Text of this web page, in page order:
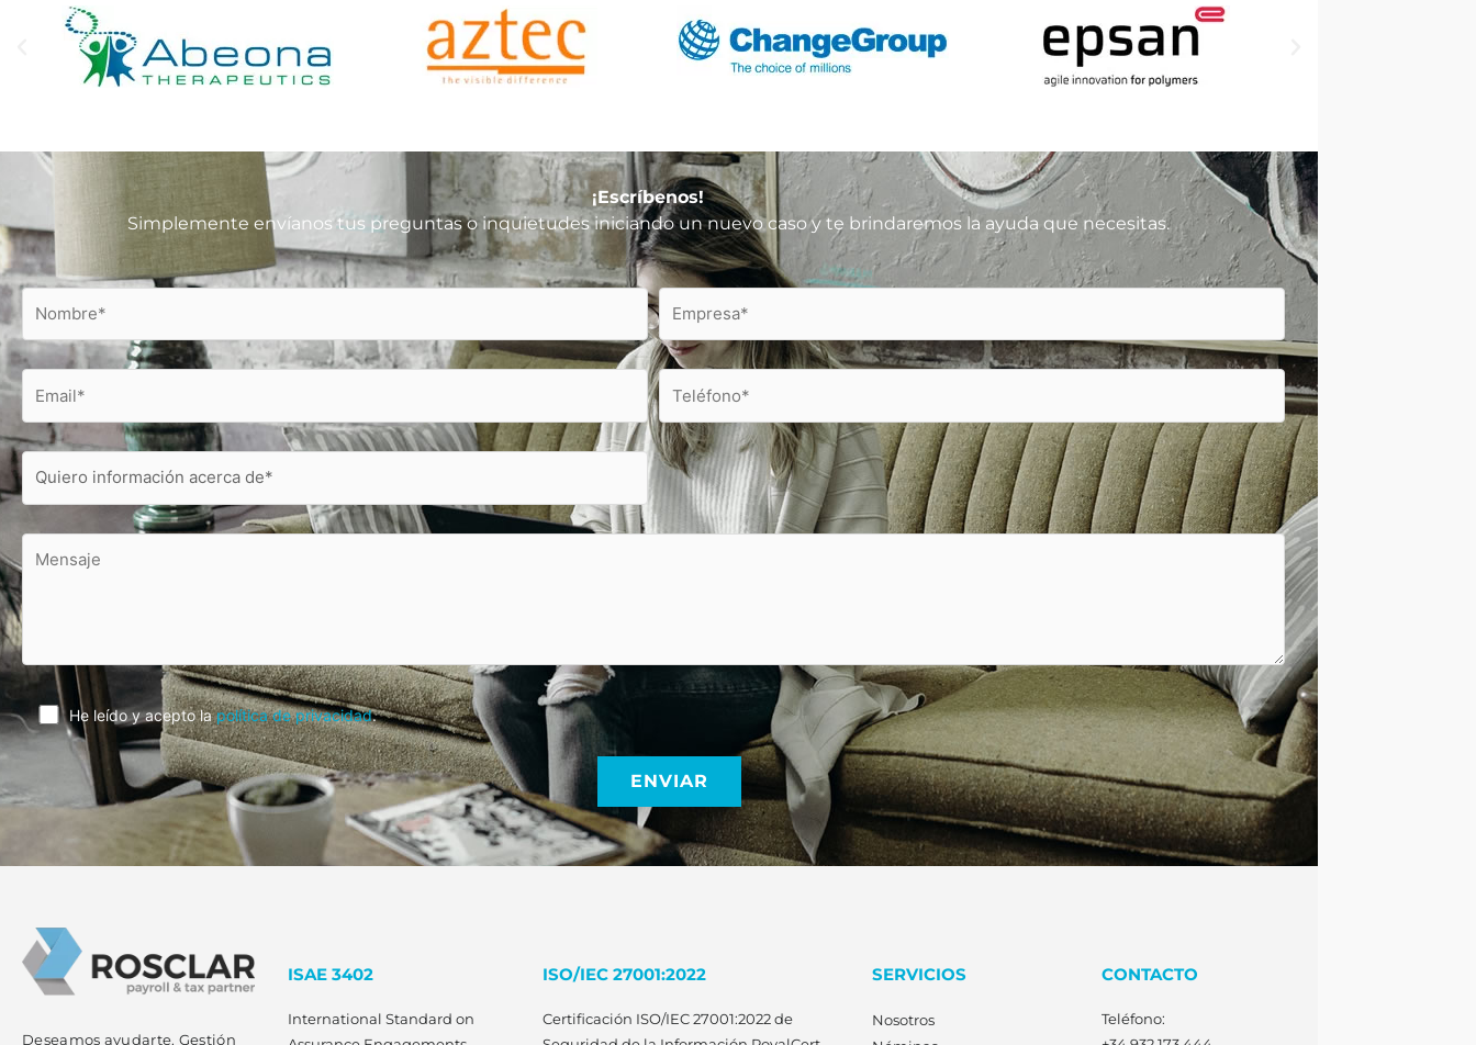
¡Escríbenos!
Simplemente envíanos tus preguntas o inquietudes iniciando un nuevo caso y te brindaremos la ayuda que necesitas.
He leído y acepto lapolítica de privacidad.
Deseamos ayudarte. Gestión
ISAE 3402
International Standard on
ISO/IEC 27001:2022
Certificación ISO/IEC 27001:2022 de
SERVICIOS
Nosotros
CONTACTO
Teléfono: